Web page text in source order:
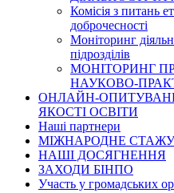
Комісія з питань
доброчесності
Моніторинг
підрозділів
МОНІТОРИНГ
НАУКОВО-
ОНЛАЙН-
ЯКОСТІ ОСВІТИ
Наші партнери
МІЖНАРОДНЕ
НАШІ ДОСЯГНЕННЯ
ЗАХОДИ БІНПО
Участь у громадських